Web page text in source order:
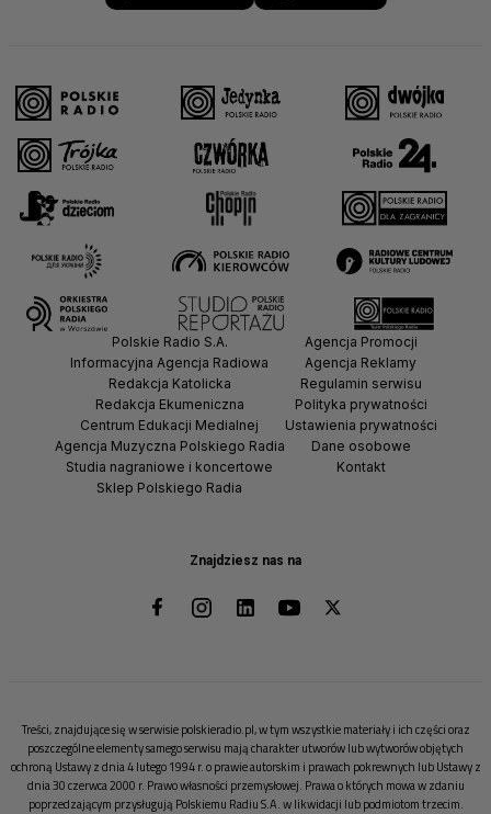
Znajdziesz nas na
Polskie Radio S.A.
Informacyjna Agencja Radiowa
Redakcja Katolicka
Redakcja Ekumeniczna
Centrum Edukacji Medialnej
Agencja Muzyczna Polskiego Radia
Studia nagraniowe i koncertowe
Sklep Polskiego Radia
Agencja Promocji
Agencja Reklamy
Regulamin serwisu
Polityka prywatności
Ustawienia prywatności
Dane osobowe
Kontakt
Treści, znajdujące się w serwisie polskieradio.pl, w tym wszystkie materiały i ich części oraz
poszczególne elementy samego serwisu mają charakter utworów lub wytworów objętych
ochroną Ustawy z dnia 4 lutego 1994 r. o prawie autorskim i prawach pokrewnych lub Ustawy z
dnia 30 czerwca 2000 r. Prawo własności przemysłowej. Prawa o których mowa w zdaniu
poprzedzającym przysługują Polskiemu Radiu S.A. w likwidacji lub podmiotom trzecim.